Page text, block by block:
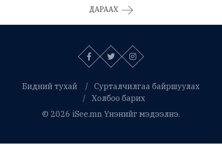
ДАРААХ
Бидний тухай
Сурталчилгаа байршуулах
Холбоо барих
© 2026 iSee.mn Үнэнийг мэдээлнэ.